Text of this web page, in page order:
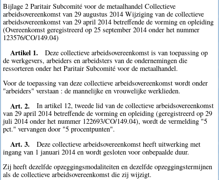
Bijlage 2 Paritair Subcomité voor de metaalhandel Collectieve
arbeidsovereenkomst van 29 augustus 2014 Wijziging van de collectieve
arbeidsovereenkomst van 29 april 2014 betreffende de vorming en opleiding
(Overeenkomst geregistreerd op 25 september 2014 onder het nummer
123576/CO/149.04)
Artikel 1.
Deze collectieve arbeidsovereenkomst is van toepassing op
de werkgevers, arbeiders en arbeidsters van de ondernemingen die
ressorteren onder het Paritair Subcomité voor de metaalhandel.
Voor de toepassing van deze collectieve arbeidsovereenkomst wordt onder
"arbeiders" verstaan : de mannelijke en vrouwelijke werklieden.
Art. 2.
In artikel 12, tweede lid van de collectieve arbeidsovereenkomst
van 29 april 2014 betreffende de vorming en opleiding (geregistreerd op 29
juli 2014 onder het nummer 122693/CO/149.04), wordt de vermelding "5
pct." vervangen door "5 procentpunten".
Art. 3.
Deze collectieve arbeidsovereenkomst heeft uitwerking met
ingang van 1 januari 2014 en wordt gesloten voor onbepaalde duur.
Zij heeft dezelfde opzeggingsmodaliteiten en dezelfde opzeggingstermijnen
als de collectieve arbeidsovereenkomst die zij wijzigt.